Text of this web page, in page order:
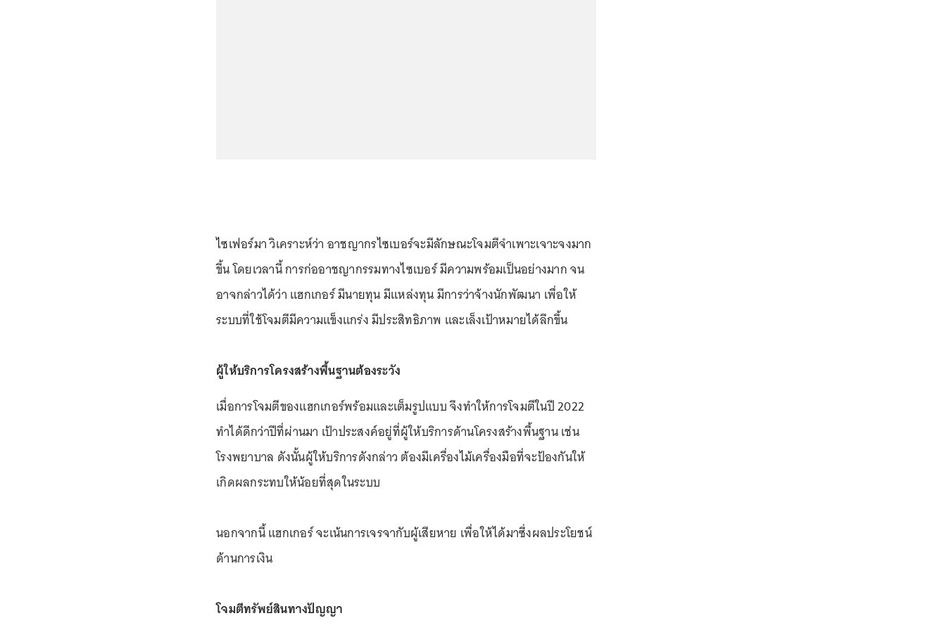
ไซเฟอร์มา วิเคราะห์ว่า อาชญากรไซเบอร์จะมีลักษณะโจมตีจำเพาะเจาะจงมาก
ขึ้น โดยเวลานี้ การก่ออาชญากรรมทางไซเบอร์ มีความพร้อมเป็นอย่างมาก จน
อาจกล่าวได้ว่า แฮกเกอร์ มีนายทุน มีแหล่งทุน มีการว่าจ้างนักพัฒนา เพื่อให้
ระบบที่ใช้โจมตีมีความแข็งแกร่ง มีประสิทธิภาพ และเล็งเป้าหมายได้ลึกขึ้น
ผู้ให้บริการโครงสร้างพื้นฐานต้องระวัง
เมื่อการโจมตีของแฮกเกอร์พร้อมและเต็มรูปแบบ จึงทำให้การโจมตีในปี 2022
ทำได้ดีกว่าปีที่ผ่านมา เป้าประสงค์อยู่ที่ผู้ให้บริการด้านโครงสร้างพื้นฐาน เช่น
โรงพยาบาล ดังนั้นผู้ให้บริการดังกล่าว ต้องมีเครื่องไม้เครื่องมือที่จะป้องกันให้
เกิดผลกระทบให้น้อยที่สุดในระบบ
นอกจากนี้ แฮกเกอร์ จะเน้นการเจรจากับผู้เสียหาย เพื่อให้ได้มาซึ่งผลประโยชน์
ด้านการเงิน
โจมตีทรัพย์สินทางปัญญา